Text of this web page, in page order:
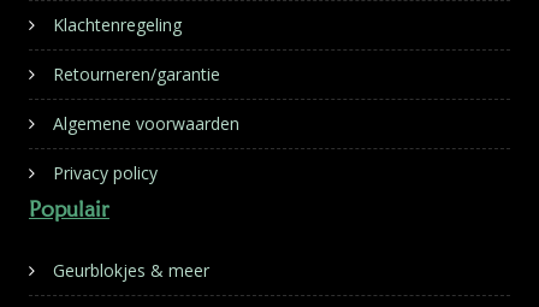
Klachtenregeling
Retourneren/garantie
Algemene voorwaarden
Privacy policy
Populair
Geurblokjes & meer